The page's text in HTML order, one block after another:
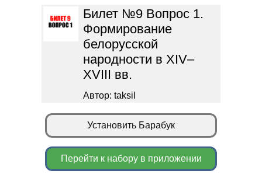
Билет №9 Вопрос 1.
Формирование
белорусской
народности в XIV–
XVIII вв.
Автор: taksil
Установить Барабук
Перейти к набору в приложении